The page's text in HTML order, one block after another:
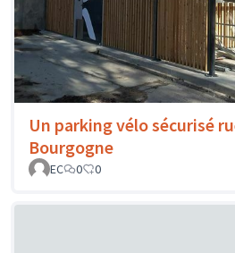
Un parking vélo sécurisé
Bourgogne
EC
0 0